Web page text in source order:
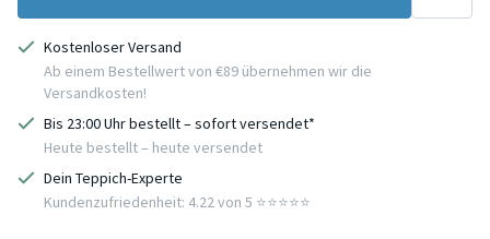
Kostenloser Versand
Ab einem Bestellwert von €89 übernehmen wir die
Versandkosten!
Bis 23:00 Uhr bestellt – sofort versendet*
Heute bestellt – heute versendet
Dein Teppich-Experte
Kundenzufriedenheit: 4.22 von 5 ⭐️⭐️⭐️⭐️⭐️